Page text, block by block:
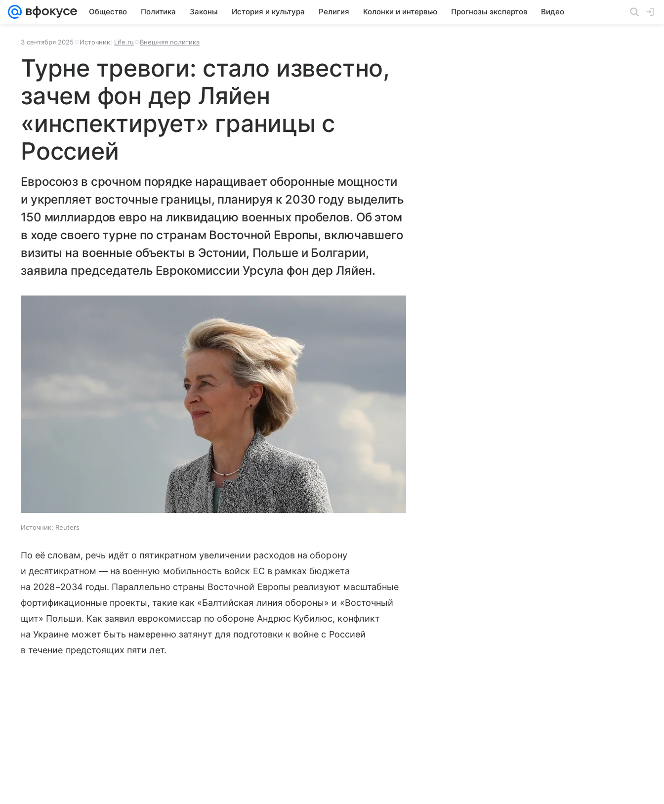
Общество Политика Законы История и культура Религия Колонки и интервью Прогнозы экспертов Видео
3 сентября 2025 Источник: Life.ru Внешняя политика
Турне тревоги: стало известно,
зачем фон дер Ляйен
«инспектирует» границы с
Россией
Евросоюз в срочном порядке наращивает оборонные мощности
и укрепляет восточные границы, планируя к 2030 году выделить
150 миллиардов евро на ликвидацию военных пробелов. Об этом
в ходе своего турне по странам Восточной Европы, включавшего
визиты на военные объекты в Эстонии, Польше и Болгарии,
заявила председатель Еврокомиссии Урсула фон дер Ляйен.
Источник: Reuters
По её словам, речь идёт о пятикратном увеличении расходов на оборону
и десятикратном — на военную мобильность войск ЕС в рамках бюджета
на 2028−2034 годы. Параллельно страны Восточной Европы реализуют масштабные
фортификационные проекты, такие как «Балтийская линия обороны» и «Восточный
щит» Польши. Как заявил еврокомиссар по обороне Андрюс Кубилюс, конфликт
на Украине может быть намеренно затянут для подготовки к войне с Россией
в течение предстоящих пяти лет.